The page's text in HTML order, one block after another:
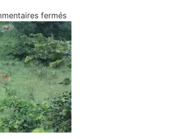
ferméssur IMG-20180716-WA0031